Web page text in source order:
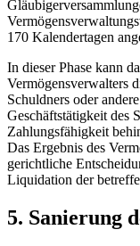
170 Kalendertagen
In dieser Phase kann
Vermögensverwalters
Schuldners oder
Geschäftstätigkeit des
Zahlungsfähigkeit
Das Ergebnis des
gerichtliche
Liquidation der
5. Sanierung